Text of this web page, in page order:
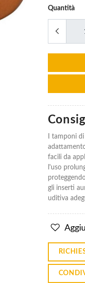
Quantità
I tamponi
facili da
l'uso
gli inserti
uditiva